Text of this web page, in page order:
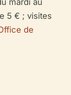
mardi au
5 € ; visites
de